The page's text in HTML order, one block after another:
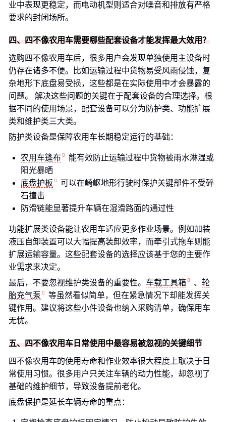
业中表现更稳定，而电动机型则适合对噪音和排放有严格
要求的封闭场所。
四、四不像农用车需要哪些配套设备才能发挥最大效用？
选购四不像农用车后，很多用户会发现单独使用主设备时
仍存在诸多不便。比如运输过程中货物易受风雨侵蚀，复
杂地形下底盘易受损，这些都是在实际使用中才会暴露的
问题。 解决这些问题的关键在于配套设备的合理选择。根
据不同的使用场景，配套设备可以分为防护类、功能扩展
类和维护类三大类。
防护类设备是保障农用车长期稳定运行的基础：
农用车篷布
能有效防止运输过程中货物被雨水淋湿或
阳光暴晒
底盘护板
可以在崎岖地形行驶时保护关键部件不受碎
石撞击
防滑链能显著提升车辆在湿滑路面的通过性
功能扩展类设备能让农用车适应更多作业场景。例如加装
液压自卸装置可以大幅提高装卸效率，而牵引式拖车则能
扩展运输容量。这些配套设备的选择应该基于您的主要作
业需求来决定。
最后，不要忽视维护类设备的重要性。 车载工具箱 、 轮
胎充气泵
等虽然看似简单，但在紧急情况下却能发挥关
键作用。建议将这些小件设备也纳入采购清单，确保用车
无忧。
五、四不像农用车日常使用中最容易被忽视的关键细节
四不像农用车的使用寿命和作业效率很大程度上取决于日
常使用习惯。很多用户只关注车辆的动力性能，却忽视了
基础的维护细节，导致设备提前老化。
底盘保护是延长车辆寿命的重点：